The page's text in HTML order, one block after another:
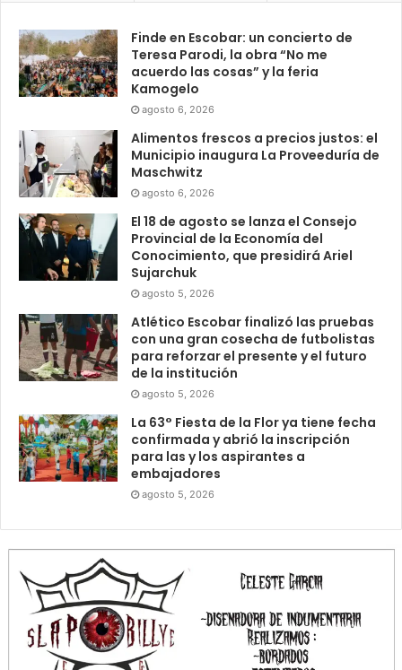
Finde en Escobar: un concierto de
Teresa Parodi, la obra “No me
acuerdo las cosas” y la feria
Kamogelo
agosto 6, 2026
Alimentos frescos a precios justos: el
Municipio inaugura La Proveeduría de
Maschwitz
agosto 6, 2026
El 18 de agosto se lanza el Consejo
Provincial de la Economía del
Conocimiento, que presidirá Ariel
Sujarchuk
agosto 5, 2026
Atlético Escobar finalizó las pruebas
con una gran cosecha de futbolistas
para reforzar el presente y el futuro
de la institución
agosto 5, 2026
La 63° Fiesta de la Flor ya tiene fecha
confirmada y abrió la inscripción
para las y los aspirantes a
embajadores
agosto 5, 2026